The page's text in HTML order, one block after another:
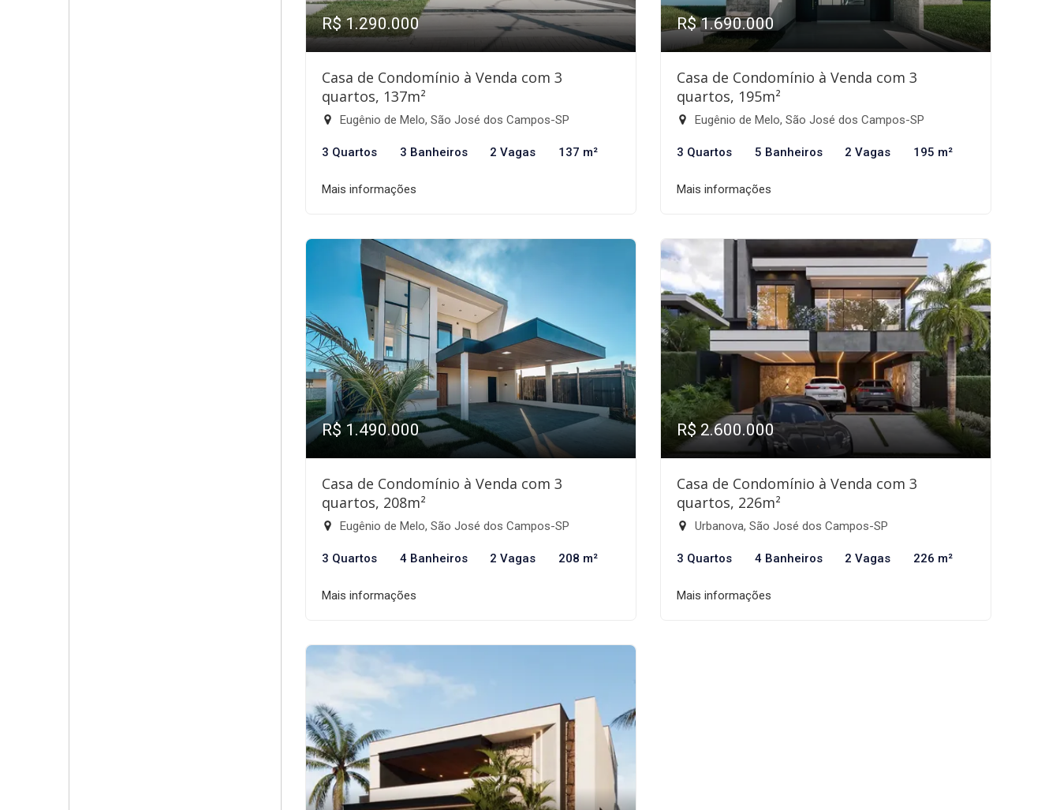
R$ 1.290.000
Casa de Condomínio à Venda com 3
quartos, 137m²
Eugênio de Melo, São José dos Campos-SP
3 Quartos 3 Banheiros 2 Vagas 137 m²
Mais informações
R$ 1.690.000
Casa de Condomínio à Venda com 3
quartos, 195m²
Eugênio de Melo, São José dos Campos-SP
3 Quartos 5 Banheiros 2 Vagas 195 m²
Mais informações
R$ 1.490.000
Casa de Condomínio à Venda com 3
quartos, 208m²
Eugênio de Melo, São José dos Campos-SP
3 Quartos 4 Banheiros 2 Vagas 208 m²
Mais informações
R$ 2.600.000
Casa de Condomínio à Venda com 3
quartos, 226m²
Urbanova, São José dos Campos-SP
3 Quartos 4 Banheiros 2 Vagas 226 m²
Mais informações